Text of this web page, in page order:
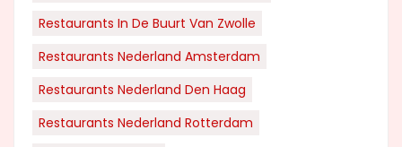
Restaurants In De Buurt Van Zwolle
Restaurants Nederland Amsterdam
Restaurants Nederland Den Haag
Restaurants Nederland Rotterdam